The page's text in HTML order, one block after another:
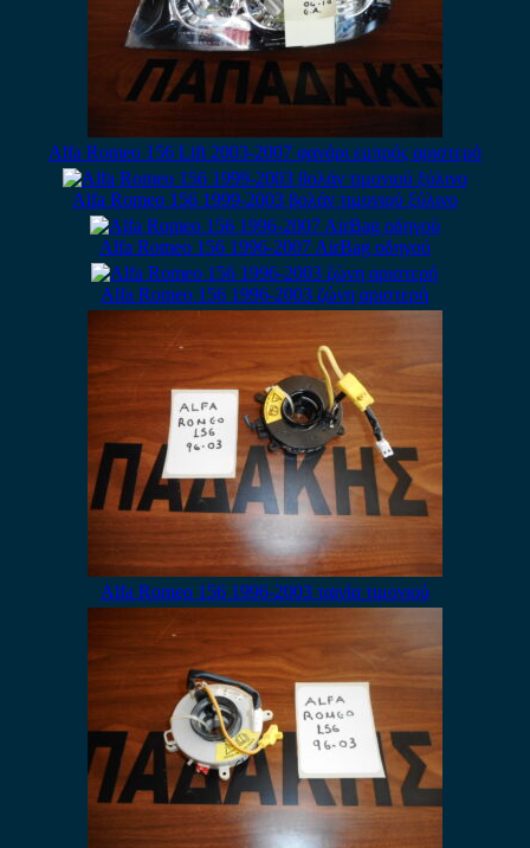
Alfa Romeo 156 Lift 2003-2007 φανάρι εμπρός αριστερό
Alfa Romeo 156 1999-2003 βολάν τιμονιού ξύλινο
Alfa Romeo 156 1996-2007 AirBag οδηγού
Alfa Romeo 156 1996-2003 ζώνη αριστερή
Alfa Romeo 156 1996-2003 ταινία τιμονιού